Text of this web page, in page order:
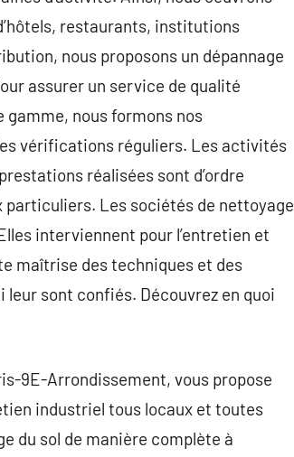
restaurants, institutions
nous proposons un dépannage
assurer un service de qualité
gamme, nous formons nos
vérifications réguliers. Les activités
réalisées sont d’ordre
Les sociétés de nettoyage
interviennent pour l’entretien et
maîtrise des techniques et des
leur sont confiés. Découvrez en quoi
9E-Arrondissement, vous propose
industriel tous locaux et toutes
du sol de manière complète à